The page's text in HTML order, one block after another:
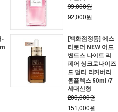
99,000원
92,000원
-
[백화점정품] 에스
티로더 NEW 어드
밴드스 나이트 리
페어 싱크로나이즈
드 멀티 리커버리
콤플렉스 50ml /7
세대신형
200,000원
151,000원